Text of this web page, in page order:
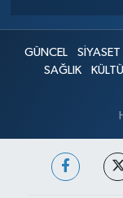
GÜNCEL SİYASET
SAĞLIK